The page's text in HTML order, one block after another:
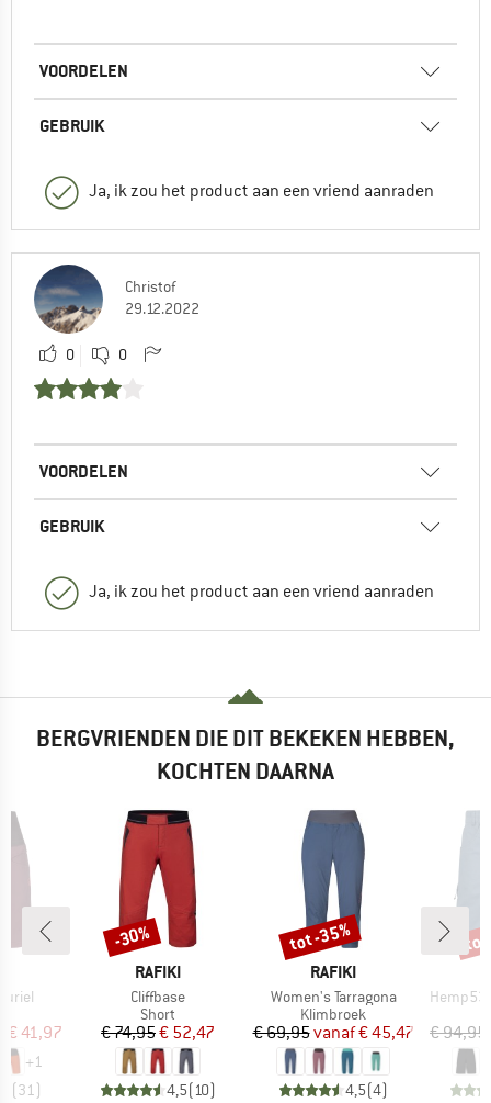
VOORDELEN
GEBRUIK
Ja, ik zou het product aan een vriend aanraden
Christof
29.12.2022
0 0
VOORDELEN
GEBRUIK
Ja, ik zou het product aan een vriend aanraden
BERGVRIENDEN DIE DIT BEKEKEN HEBBEN,
KOCHTEN DAARNA
prijs
€ 41,97
+1
(31)
MERK
RAFIKI
Artikel
Cliffbase
Productgroep
Short
Prijs
€ 74,95Verlaagde prijs
€ 52,47
4,5(10)
Korting
-30%
MERK
RAFIKI
Artikel
Women's Tarragona
Productgroep
Klimbroek
Prijs
€ 69,95 Verlaagde prijs
vanaf€ 45,47
4,5(4)
Korting
tot -35%
Artikel
Hemp53
€ 94,95